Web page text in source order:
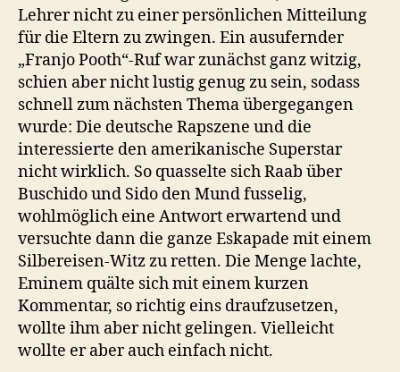
Lehrer nicht zu einer persönlichen Mitteilung
für die Eltern zu zwingen. Ein ausufernder
„Franjo Pooth“-Ruf war zunächst ganz witzig,
schien aber nicht lustig genug zu sein, sodass
schnell zum nächsten Thema übergegangen
wurde: Die deutsche Rapszene und die
interessierte den amerikanische Superstar
nicht wirklich. So quasselte sich Raab über
Buschido und Sido den Mund fusselig,
wohlmöglich eine Antwort erwartend und
versuchte dann die ganze Eskapade mit einem
Silbereisen-Witz zu retten. Die Menge lachte,
Eminem quälte sich mit einem kurzen
Kommentar, so richtig eins draufzusetzen,
wollte ihm aber nicht gelingen. Vielleicht
wollte er aber auch einfach nicht.